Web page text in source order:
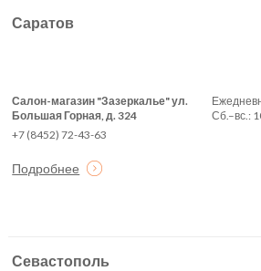
Саратов
Салон-магазин "Зазеркалье" ул.
Большая Горная, д. 324
+7 (8452) 72-43-63
Подробнее
Сб.–вс.:
Севастополь